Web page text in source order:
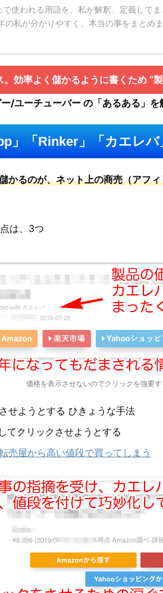
使われる用語を、私が解釈、定義して
の私が分かりやすく、本当の事をまとめ
効率よく儲かるように書くため ”
/ユーチューバー の「あるある」を
」「Rinker」「カエレバ
かるのが、ネット上の商売（アフ
点は、3つ
価格を表示させないのでクリックを強要す
せようとする ひきょうな手法
てクリックさせようとする
売屋から高い値段で買ってしまう